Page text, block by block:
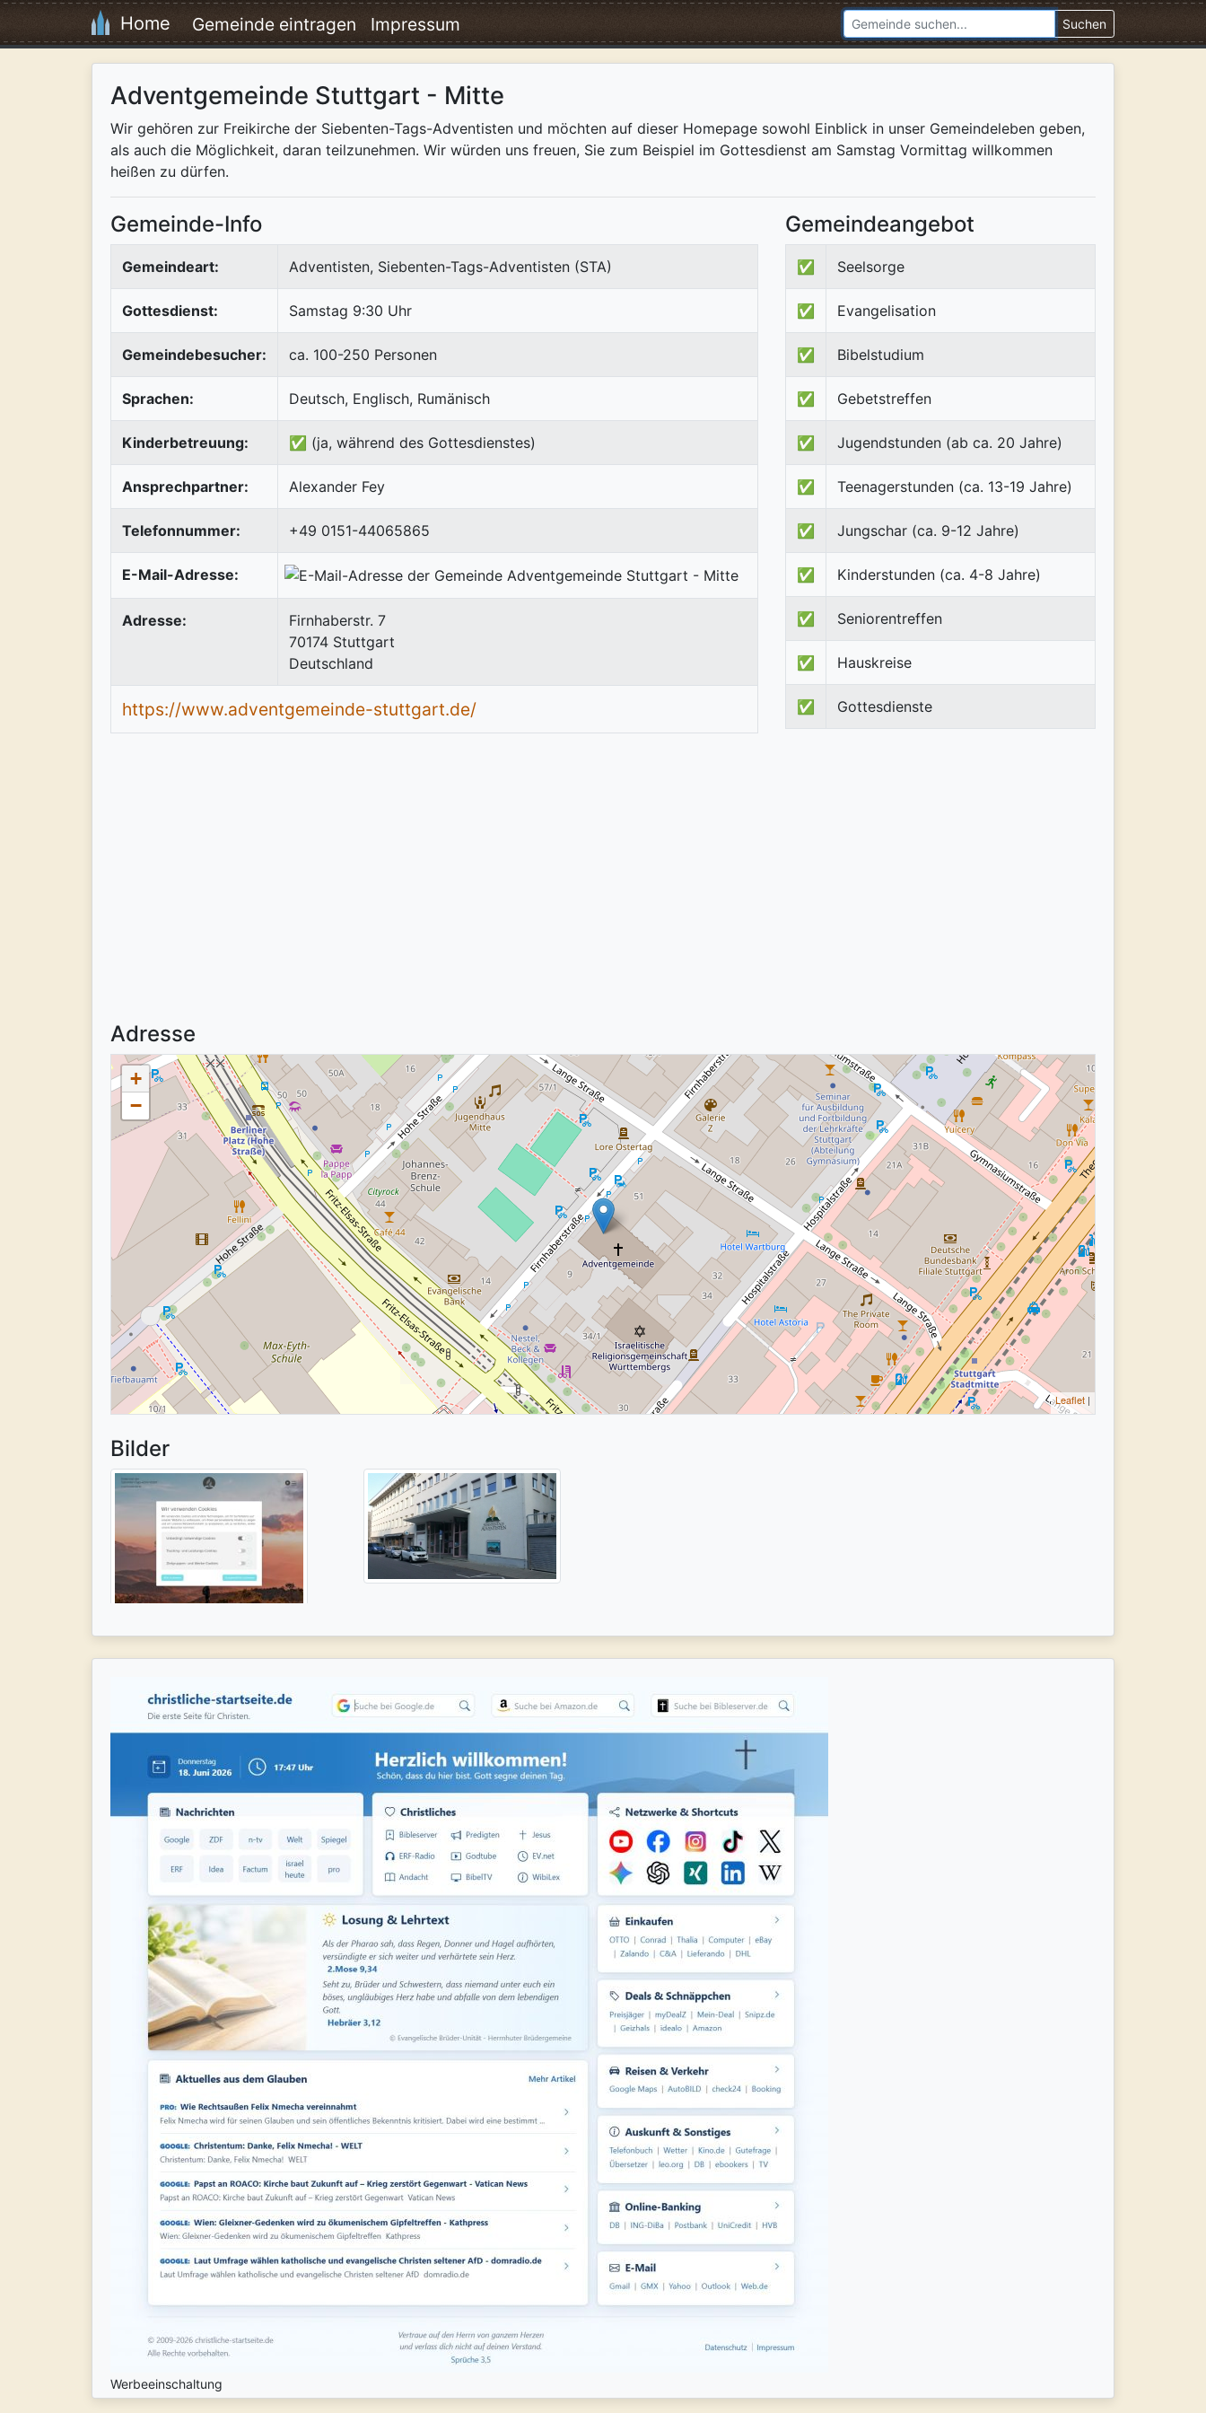
Home Gemeinde eintragen Impressum Suchen
Adventgemeinde Stuttgart - Mitte
Wir gehören zur Freikirche der Siebenten-Tags-Adventisten und möchten auf dieser Homepage sowohl Einblick in unser Gemeindeleben geben,
als auch die Möglichkeit, daran teilzunehmen. Wir würden uns freuen, Sie zum Beispiel im Gottesdienst am Samstag Vormittag willkommen
heißen zu dürfen.
Gemeinde-Info
Gemeindeart: Adventisten, Siebenten-Tags-Adventisten (STA)
Gottesdienst: Samstag 9:30 Uhr
Gemeindebesucher: ca. 100-250 Personen
Sprachen: Deutsch, Englisch, Rumänisch
Kinderbetreuung: ✅ (ja, während des Gottesdienstes)
Ansprechpartner: Alexander Fey
Telefonnummer: +49 0151-44065865
E-Mail-Adresse:
Adresse:
Firnhaberstr. 7
70174 Stuttgart
Deutschland
https://www.adventgemeinde-stuttgart.de/
Gemeindeangebot
✅ Seelsorge
✅ Evangelisation
✅ Bibelstudium
✅ Gebetstreffen
✅ Jugendstunden (ab ca. 20 Jahre)
✅ Teenagerstunden (ca. 13-19 Jahre)
✅ Jungschar (ca. 9-12 Jahre)
✅ Kinderstunden (ca. 4-8 Jahre)
✅ Seniorentreffen
✅ Hauskreise
✅ Gottesdienste
Adresse
+
−
Leaflet |
Bilder
Werbeeinschaltung